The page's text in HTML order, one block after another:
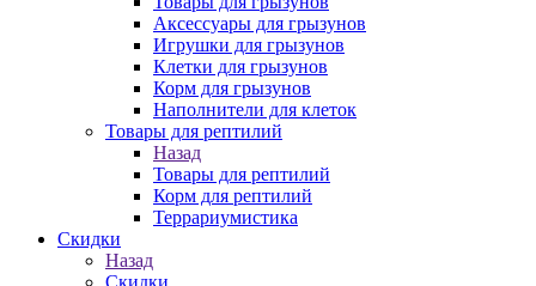
Аксессуары для грызунов
Игрушки для грызунов
Клетки для грызунов
Корм для грызунов
Наполнители для клеток
Товары для рептилий
Назад
Товары для рептилий
Корм для рептилий
Террариумистика
Скидки
Назад
Скидки